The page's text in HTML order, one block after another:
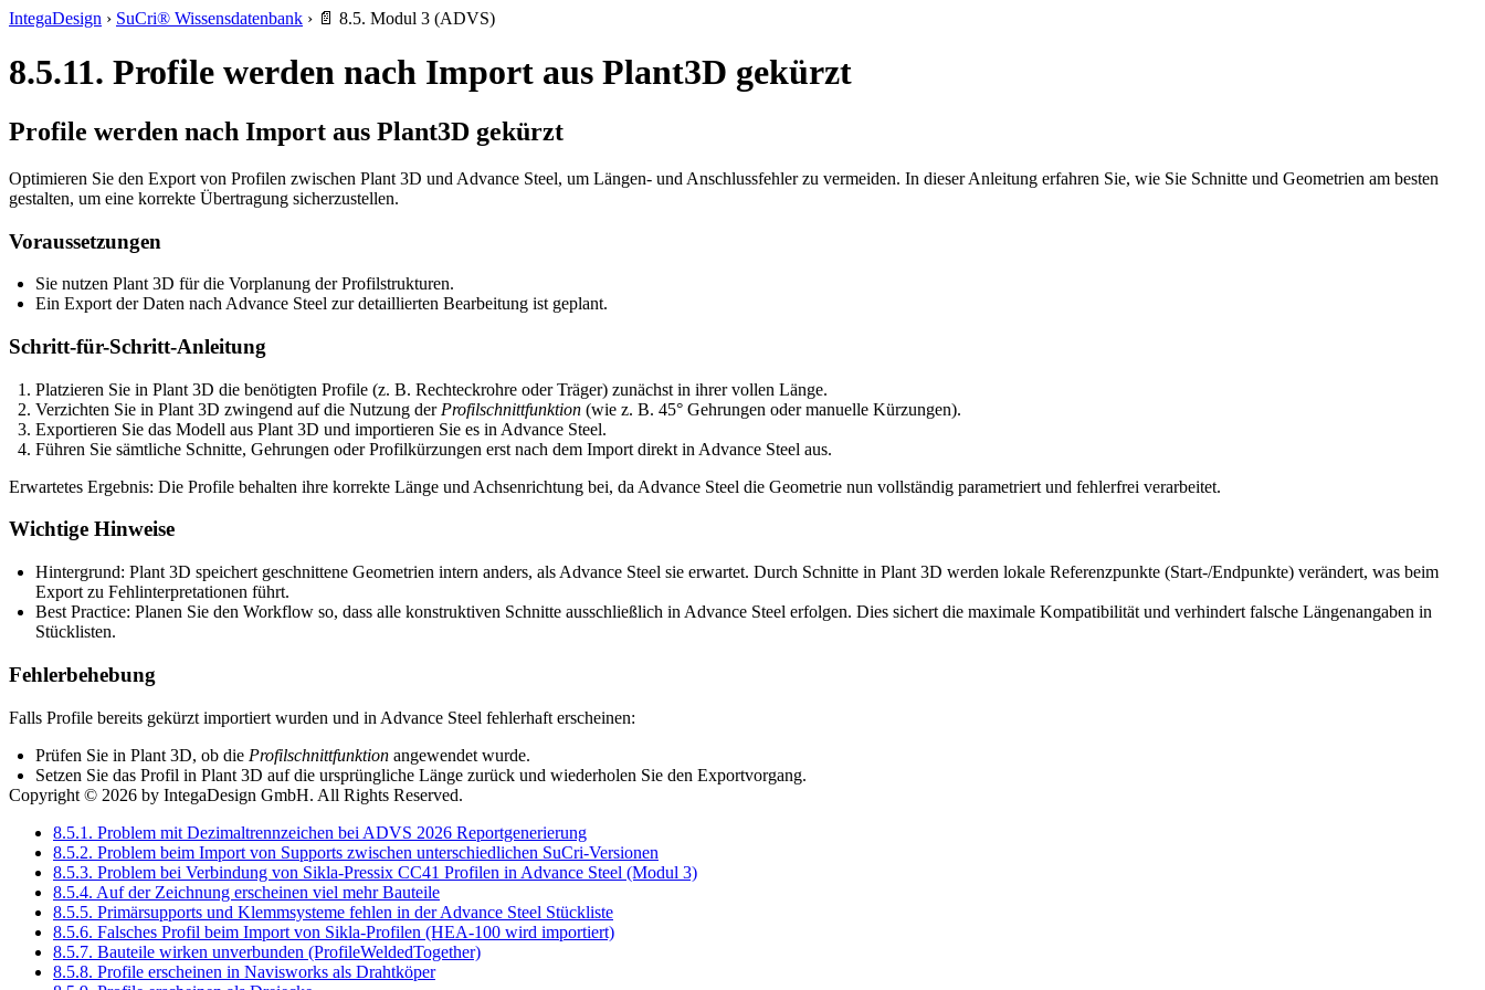
IntegaDesign › SuCri® Wissensdatenbank › 📄 8.5. Modul 3 (ADVS)
8.5.11. Profile werden nach Import aus Plant3D gekürzt
Profile werden nach Import aus Plant3D gekürzt
Optimieren Sie den Export von Profilen zwischen Plant 3D und Advance Steel, um Längen- und Anschlussfehler zu vermeiden. In dieser Anleitung erfahren Sie, wie Sie Schnitte und Geometrien am besten
gestalten, um eine korrekte Übertragung sicherzustellen.
Voraussetzungen
Sie nutzen Plant 3D für die Vorplanung der Profilstrukturen.
Ein Export der Daten nach Advance Steel zur detaillierten Bearbeitung ist geplant.
Schritt-für-Schritt-Anleitung
Platzieren Sie in Plant 3D die benötigten Profile (z. B. Rechteckrohre oder Träger) zunächst in ihrer vollen Länge.
Verzichten Sie in Plant 3D zwingend auf die Nutzung der Profilschnittfunktion (wie z. B. 45° Gehrungen oder manuelle Kürzungen).
Exportieren Sie das Modell aus Plant 3D und importieren Sie es in Advance Steel.
Führen Sie sämtliche Schnitte, Gehrungen oder Profilkürzungen erst nach dem Import direkt in Advance Steel aus.
Erwartetes Ergebnis: Die Profile behalten ihre korrekte Länge und Achsenrichtung bei, da Advance Steel die Geometrie nun vollständig parametriert und fehlerfrei verarbeitet.
Wichtige Hinweise
Hintergrund: Plant 3D speichert geschnittene Geometrien intern anders, als Advance Steel sie erwartet. Durch Schnitte in Plant 3D werden lokale Referenzpunkte (Start-/Endpunkte) verändert, was beim
Export zu Fehlinterpretationen führt.
Best Practice: Planen Sie den Workflow so, dass alle konstruktiven Schnitte ausschließlich in Advance Steel erfolgen. Dies sichert die maximale Kompatibilität und verhindert falsche Längenangaben in
Stücklisten.
Fehlerbehebung
Falls Profile bereits gekürzt importiert wurden und in Advance Steel fehlerhaft erscheinen:
Prüfen Sie in Plant 3D, ob die Profilschnittfunktion angewendet wurde.
Setzen Sie das Profil in Plant 3D auf die ursprüngliche Länge zurück und wiederholen Sie den Exportvorgang.
Copyright © 2026 by IntegaDesign GmbH. All Rights Reserved.
8.5.1. Problem mit Dezimaltrennzeichen bei ADVS 2026 Reportgenerierung
8.5.2. Problem beim Import von Supports zwischen unterschiedlichen SuCri-Versionen
8.5.3. Problem bei Verbindung von Sikla-Pressix CC41 Profilen in Advance Steel (Modul 3)
8.5.4. Auf der Zeichnung erscheinen viel mehr Bauteile
8.5.5. Primärsupports und Klemmsysteme fehlen in der Advance Steel Stückliste
8.5.6. Falsches Profil beim Import von Sikla-Profilen (HEA-100 wird importiert)
8.5.7. Bauteile wirken unverbunden (ProfileWeldedTogether)
8.5.8. Profile erscheinen in Navisworks als Drahtköper